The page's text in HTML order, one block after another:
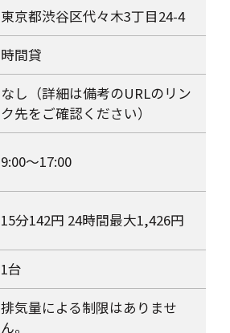
東京都渋谷区代々木3丁目24-4
時間貸
なし（詳細は備考のURLのリン
ク先をご確認ください）
9:00～17:00
15分142円 24時間最大1,426円
1台
排気量による制限はありませ
ん。